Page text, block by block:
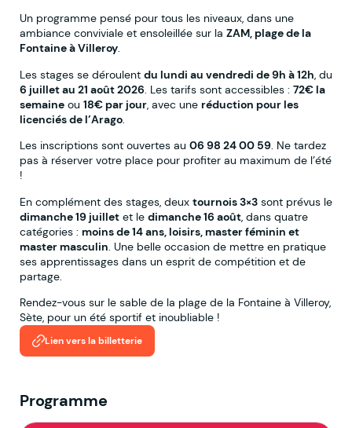
Un programme pensé pour tous les niveaux, dans une
ambiance conviviale et ensoleillée sur la ZAM, plage de la
Fontaine à Villeroy.
Les stages se déroulent du lundi au vendredi de 9h à 12h, du
6 juillet au 21 août 2026. Les tarifs sont accessibles : 72€ la
semaine ou 18€ par jour, avec une réduction pour les
licenciés de l’Arago.
Les inscriptions sont ouvertes au 06 98 24 00 59. Ne tardez
pas à réserver votre place pour profiter au maximum de l’été
!
En complément des stages, deux tournois 3×3 sont prévus le
dimanche 19 juillet et le dimanche 16 août , dans quatre
catégories : moins de 14 ans, loisirs, master féminin et
master masculin . Une belle occasion de mettre en pratique
ses apprentissages dans un esprit de compétition et de
partage.
Rendez-vous sur le sable de la plage de la Fontaine à Villeroy,
Sète, pour un été sportif et inoubliable !
Lien vers la billetterie
Programme